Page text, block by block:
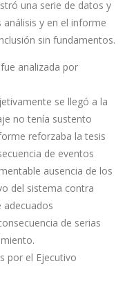
una serie de datos y
y en el informe
sin fundamentos.
analizada por
se llegó a la
no tenía sustento
reforzaba la tesis
de eventos
ausencia de los
del sistema contra
adecuados
de serias
por el Ejecutivo